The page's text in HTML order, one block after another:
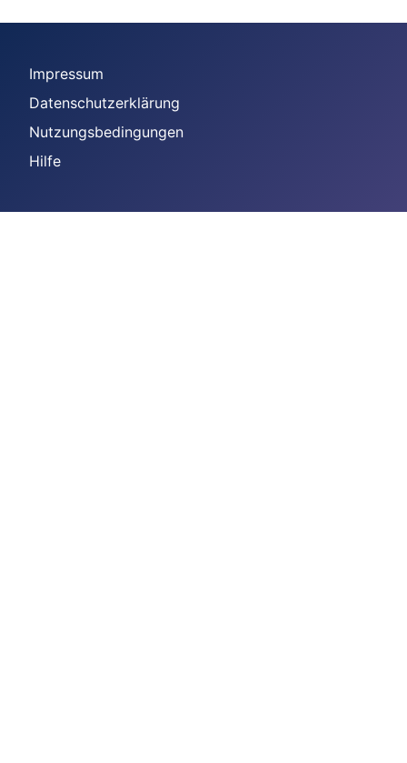
Impressum
Datenschutzerklärung
Nutzungsbedingungen
Hilfe